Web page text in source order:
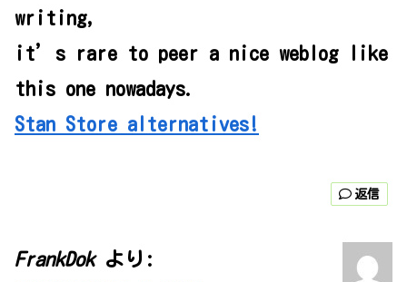
writing,
it’s rare to peer a nice weblog like
this one nowadays.
Stan Store alternatives!
返信
FrankDok より: